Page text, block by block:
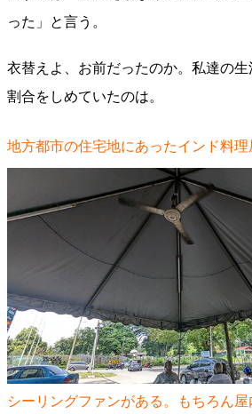
った」と言う。
衣替えよ、お前だったのか。私達の
割合をしめていたのは。
地方都市の住宅地にあったインド料
シーリングファンがある。もちろん屋